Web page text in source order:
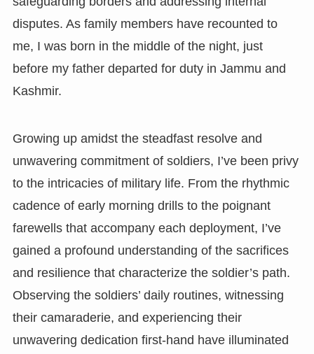
disputes. As family members have recounted to
me, I was born in the middle of the night, just
before my father departed for duty in Jammu and
Kashmir.
Growing up amidst the steadfast resolve and
unwavering commitment of soldiers, I’ve been privy
to the intricacies of military life. From the rhythmic
cadence of early morning drills to the poignant
farewells that accompany each deployment, I’ve
gained a profound understanding of the sacrifices
and resilience that characterize the soldier’s path.
Observing the soldiers’ daily routines, witnessing
their camaraderie, and experiencing their
unwavering dedication first-hand have illuminated